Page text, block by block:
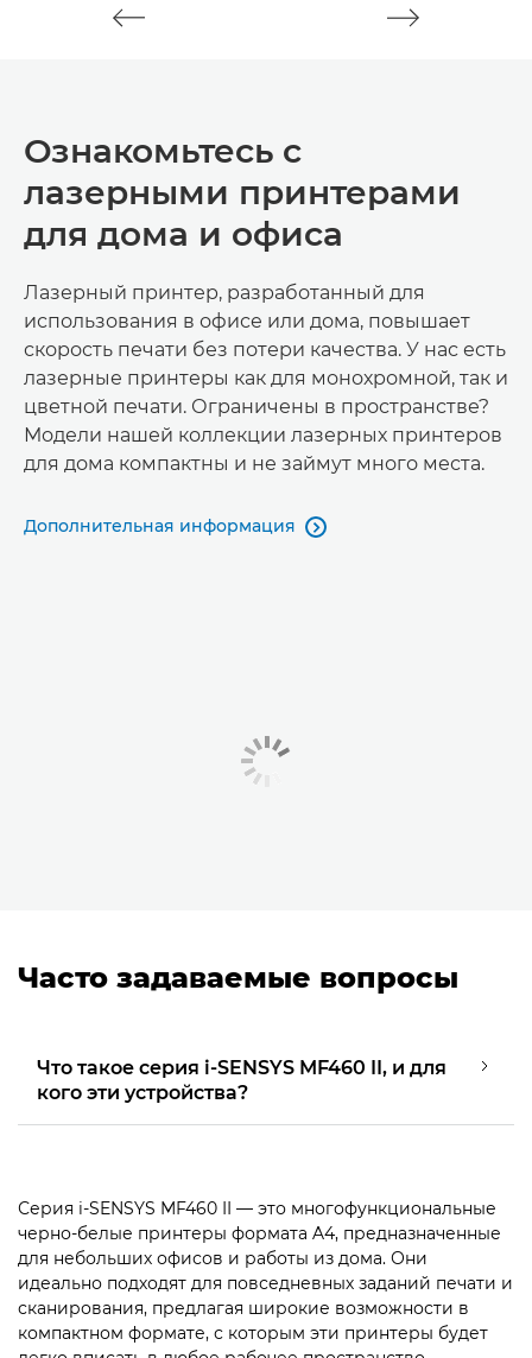
Ознакомьтесь с
лазерными принтерами
для дома и офиса
Лазерный принтер, разработанный для
использования в офисе или дома, повышает
скорость печати без потери качества. У нас есть
лазерные принтеры как для монохромной, так и
цветной печати. Ограничены в пространстве?
Модели нашей коллекции лазерных принтеров
для дома компактны и не займут много места.
Дополнительная информация 
Часто задаваемые вопросы
Что такое серия i-SENSYS MF460 II, и для
кого эти устройства?
Серия i-SENSYS MF460 II — это многофункциональные
черно-белые принтеры формата A4, предназначенные
для небольших офисов и работы из дома. Они
идеально подходят для повседневных заданий печати и
сканирования, предлагая широкие возможности в
компактном формате, с которым эти принтеры будет